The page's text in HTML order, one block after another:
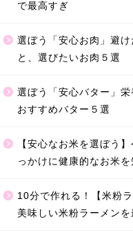
で最高すぎ
選ぼう「安心お肉」避
と、選びたいお肉５選
選ぼう「安心バター」
おすすめバター５選
【安心なお米を選ぼう
っかけに健康的なお米を
10分で作れる！【米粉
美味しい米粉ラーメンを